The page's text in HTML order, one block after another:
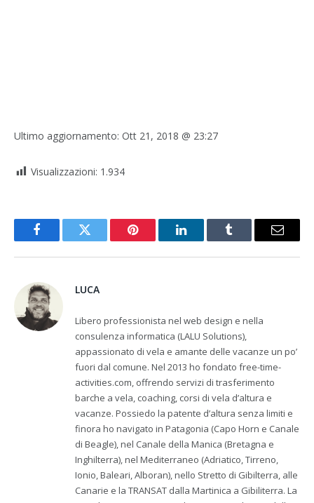
Ultimo aggiornamento: Ott 21, 2018 @ 23:27
Visualizzazioni: 1.934
FacebookTwitter Pinterest LinkedInTumblr Email
LUCA
Libero professionista nel web design e nella
consulenza informatica (LALU Solutions),
appassionato di vela e amante delle vacanze un po’
fuori dal comune. Nel 2013 ho fondato free-time-
activities.com, offrendo servizi di trasferimento
barche a vela, coaching, corsi di vela d’altura e
vacanze. Possiedo la patente d’altura senza limiti e
finora ho navigato in Patagonia (Capo Horn e Canale
di Beagle), nel Canale della Manica (Bretagna e
Inghilterra), nel Mediterraneo (Adriatico, Tirreno,
Ionio, Baleari, Alboran), nello Stretto di Gibilterra, alle
Canarie e la TRANSAT dalla Martinica a Gibiliterra. La